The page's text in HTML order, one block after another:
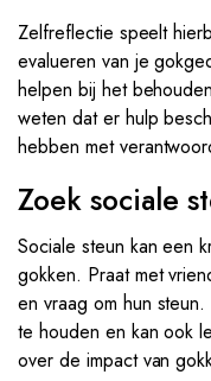
Zelfreflectie speelt
evalueren van je
helpen bij het
weten dat er hulp
hebben met
Zoek sociale
Sociale steun kan een
gokken. Praat met
en vraag om hun
te houden en kan ook
over de impact van